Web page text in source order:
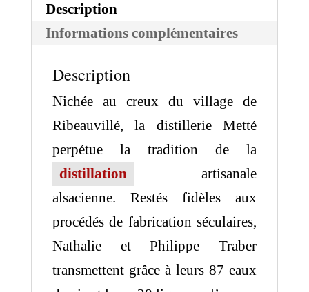
Framboise
Sauvage
Description
Informations complémentaires
Description
Nichée au creux du village de
Ribeauvillé, la distillerie Metté
perpétue la tradition de la
distillation
artisanale
alsacienne. Restés fidèles aux
procédés de fabrication séculaires,
Nathalie et Philippe Traber
transmettent grâce à leurs 87 eaux